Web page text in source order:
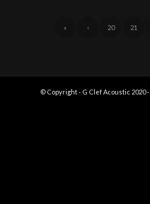
« ‹ 20 21
© Copyright - G Clef Acoustic 2020 -